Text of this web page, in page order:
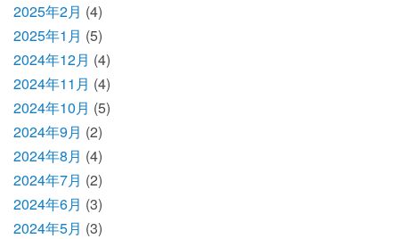
2025年2月 (4)
2025年1月 (5)
2024年12月 (4)
2024年11月 (4)
2024年10月 (5)
2024年9月 (2)
2024年8月 (4)
2024年7月 (2)
2024年6月 (3)
2024年5月 (3)